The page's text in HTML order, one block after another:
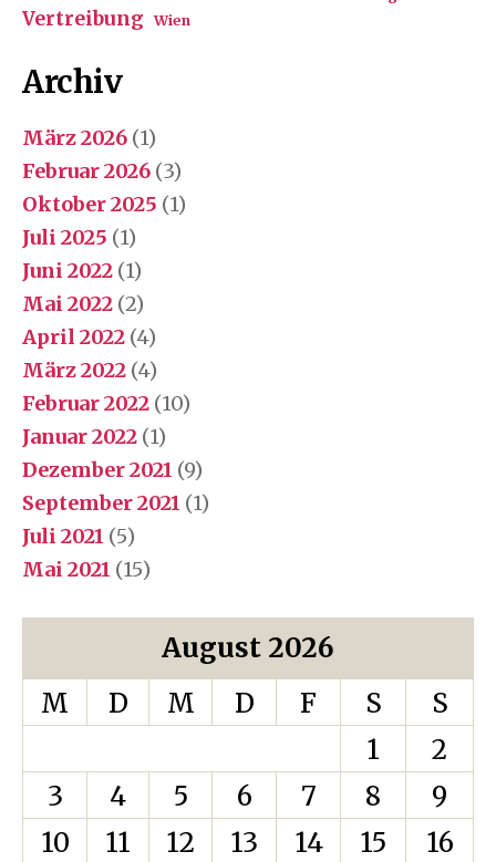
Vertreibung Wien
Archiv
März 2026 (1)
Februar 2026 (3)
Oktober 2025 (1)
Juli 2025 (1)
Juni 2022 (1)
Mai 2022 (2)
April 2022 (4)
März 2022 (4)
Februar 2022 (10)
Januar 2022 (1)
Dezember 2021 (9)
September 2021 (1)
Juli 2021 (5)
Mai 2021 (15)
August 2026
M
D M D F S
S
1
2
3
4 5 6 7 8
9
10
11 12 13 14 15
16